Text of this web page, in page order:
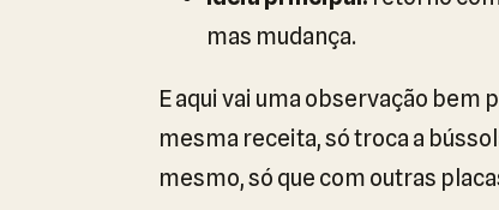
mas mudança.
E aqui vai uma observação bem
mesma receita, só troca a
mesmo, só que com outras